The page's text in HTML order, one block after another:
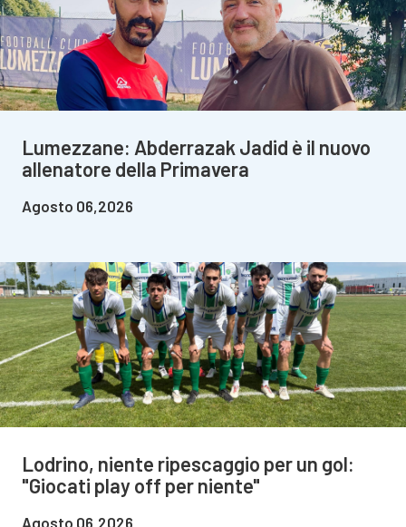
Lumezzane: Abderrazak Jadid è il nuovo
allenatore della Primavera
Agosto 06,2026
Lodrino, niente ripescaggio per un gol:
"Giocati play off per niente"
Agosto 06,2026